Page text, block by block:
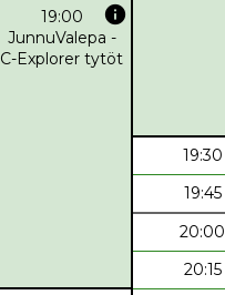
19:00 info
JunnuValepa -
C-Explorer tytöt
19:30
19:45
20:00
20:15